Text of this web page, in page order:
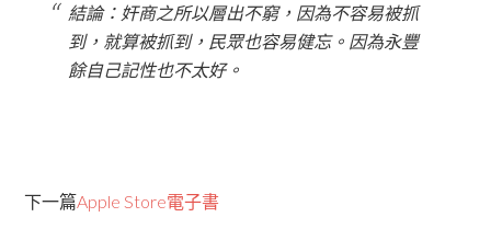
結論：奸商之所以層出不窮，因為不容易被抓
到，就算被抓到，民眾也容易健忘。因為永豐
餘自己記性也不太好。
下一篇Apple Store電子書